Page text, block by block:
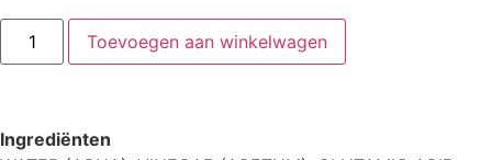
Toevoegen aan winkelwagen
Ingrediënten